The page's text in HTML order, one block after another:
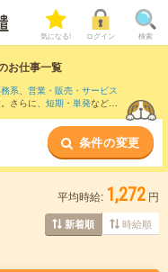
気になる! ログイン 検索
お仕事一覧
系、 営業・販売・サービス
さらに、 短期 ・ 単発などの
条件の変更
平均時給: 1,272 円
新着順 時給順